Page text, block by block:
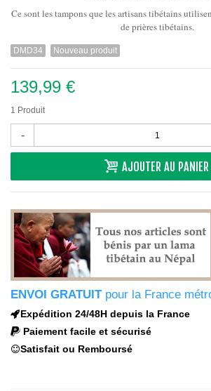
Ce sont les tampons que les artisans tibétains
de prières tibétains.
DMD34 Nouveau produit
139,99 €
1 Produit
-
AJOUTER AU PANIER
ENVOI GRATUITpour la France
Expédition 24/48H depuis la France
Paiement facile et sécurisé
Satisfait ou Remboursé